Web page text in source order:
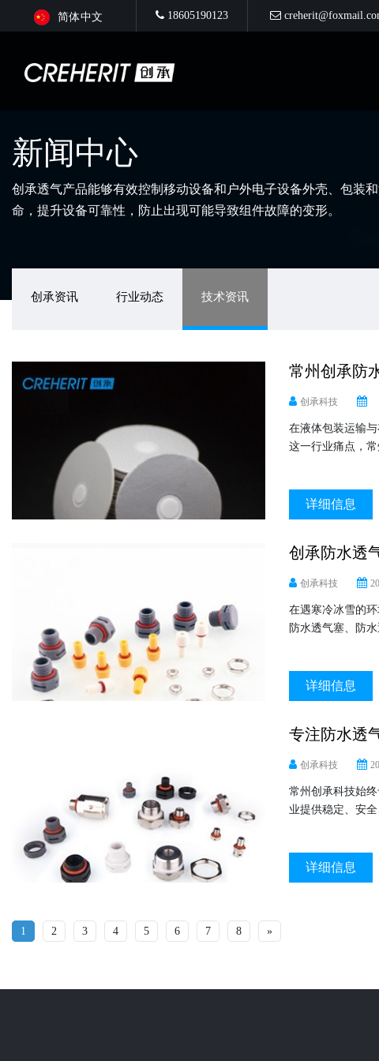
简体中文 18605190123
新闻中心
创承透气产品能够有效控制移动设备和户外电子设备外壳、包
命，提升设备可靠性，防止出现可能导致组件故障的变形。
创承资讯 行业动态 技术资讯
常州创承防
创承科技
在液体包装运输
这一行业痛点，
详细信息
创承防水透
创承科技
在遇寒冷冰雪的
防水透气塞、防
详细信息
专注防水透
创承科技
常州创承科技始
业提供稳定、安
详细信息
1 2 3 4 5 6 7 8 »